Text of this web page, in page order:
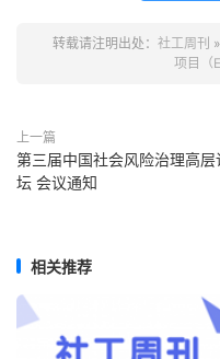
转载请注明出处： 社工周刊 »
项目（
上一篇
第三届中国社会风险治理高层
坛 会议通知
相关推荐